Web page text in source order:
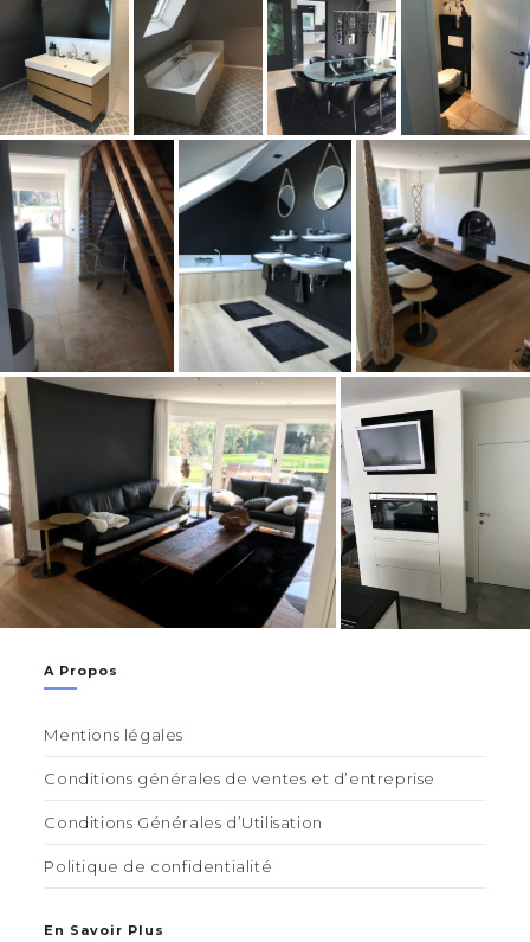
A Propos
Mentions légales
Conditions générales de ventes et d’entreprise
Conditions Générales d’Utilisation
Politique de confidentialité
En Savoir Plus